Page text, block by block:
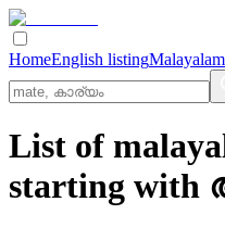
HomeEnglish listing
List of
starting